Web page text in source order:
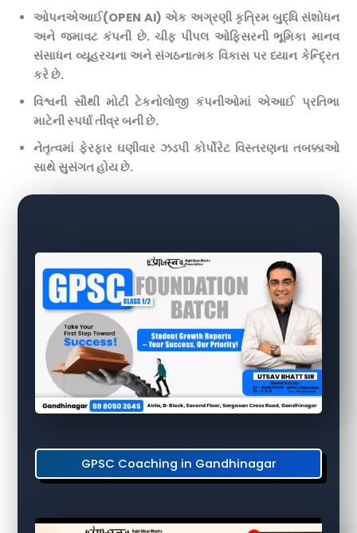
ઓપનએઆઈ(OPEN AI) એક અગ્રણી કૃત્રિમ બુદ્ધિ સંશોધન
અને જમાવટ કંપની છે. ચીફ પીપલ ઓફિસરની ભૂમિકા માનવ
સંસાધન વ્યૂહરચના અને સંગઠનાત્મક વિકાસ પર ધ્યાન કેન્દ્રિત
કરે છે.
વિશ્વની સૌથી મોટી ટેકનોલોજી કંપનીઓમાં એઆઈ પ્રતિભા
માટેની સ્પર્ધા તીવ્ર બની છે.
નેતૃત્વમાં ફેરફાર ઘણીવાર ઝડપી કોર્પોરેટ વિસ્તરણના તબક્કાઓ
સાથે સુસંગત હોય છે.
GPSC Coaching in Gandhinagar